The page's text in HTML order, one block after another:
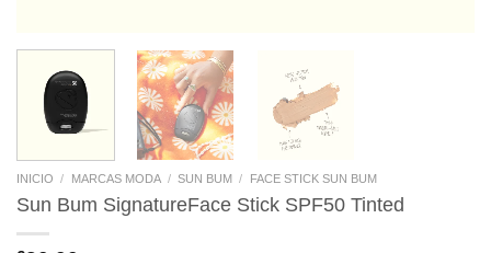
INICIO / MARCAS MODA / SUN BUM / FACE STICK SUN BUM
Sun Bum SignatureFace Stick SPF50 Tinted